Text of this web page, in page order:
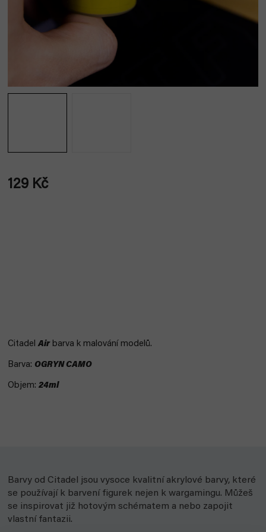
129 Kč
Citadel Airbarva k malování modelů.
Barva: OGRYN CAMO
Objem: 24ml
Barvy od Citadel jsou vysoce kvalitní akrylové barvy, které
se používají k barvení figurek nejen k wargamingu. Můžeš
se inspirovat již hotovým schématem a nebo zapojit
vlastní fantazii.